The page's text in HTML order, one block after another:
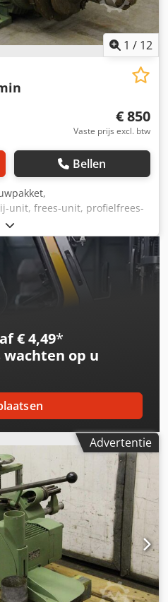
1 / 12
€ 850
Vaste prijs excl. btw
Bellen
unit, frees-unit, profielfrees-
dubbelkante profiler,
hakselmotor,
-Fabrikant: Katt,
Type N132M 12 kW / 2960
44 -Schacht: beide zijden Ø
20/10/18 mm -Afmetingen:
Adiok -Gewicht: 99 kg
€ 4,49*
wachten op u
Advertentie